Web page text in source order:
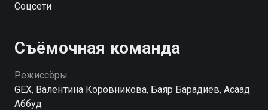
Посмотреть онлайн 1 сезон сериала Соцсети вы
Соцсети
Съёмочная команда
Режиссёры
GEX, Валентина Коровникова, Баяр Барадиев, Асаад
Аббуд